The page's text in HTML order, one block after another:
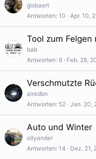
gisbaert
Antworten 10 Apr. 10,
Tool zum Felgen
bab
Antworten 6 Feb. 28,
Verschmutzte
airedbn
Antworten 52 Jan. 20,
Auto und Winter
ollyander
Antworten 14 Dez. 21,